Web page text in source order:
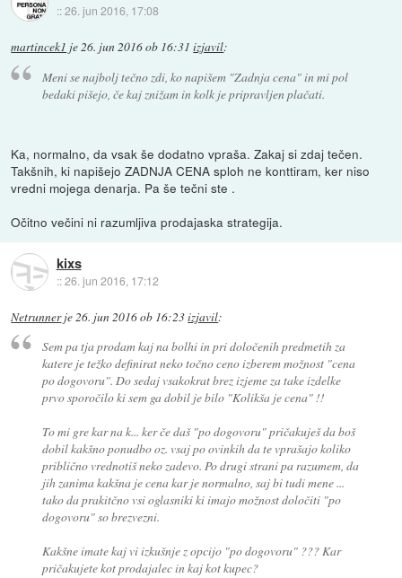
::26. jun 2016, 17:08
martincek1 je26. jun 2016 ob 16:31 izjavil:
Meni se najbolj tečno zdi, ko napišem "Zadnja cena" in mi pol
bedaki pišejo, če kaj znižam in kolk je pripravljen plačati.
Ka, normalno, da vsak še dodatno vpraša. Zakaj si zdaj tečen.
Takšnih, ki napišejo ZADNJA CENA sploh ne konttiram, ker niso
vredni mojega denarja. Pa še tečni ste .
Očitno večini ni razumljiva prodajaska strategija.
kixs
::26. jun 2016, 17:12
Netrunnerje 26. jun 2016 ob 16:23izjavil:
Sem pa tja prodam kaj na bolhi in pri določenih predmetih za
katere je težko definirat neko točno ceno izberem možnost "cena
po dogovoru". Do sedaj vsakokrat brez izjeme za take izdelke
prvo sporočilo ki sem ga dobil je bilo "Kolikša je cena" !!
To mi gre kar na k... ker če daš "po dogovoru" pričakuješ da boš
dobil kakšno ponudbo oz. vsaj po ovinkih da te vprašajo koliko
priblično vrednotiš neko zadevo. Po drugi strani pa razumem, da
jih zanima kakšna je cena kar je normalno, saj bi tudi mene ...
tako da prakitčno vsi oglasniki ki imajo možnost določiti "po
dogovoru" so brezvezni.
Kakšne imate kaj vi izkušnje z opcijo "po dogovoru" ??? Kar
pričakujete kot prodajalec in kaj kot kupec?